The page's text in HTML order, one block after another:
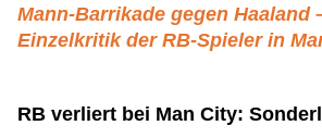
Mann-Barrikade gegen Haaland
Einzelkritik der RB-Spieler in
RB verliert bei Man City: